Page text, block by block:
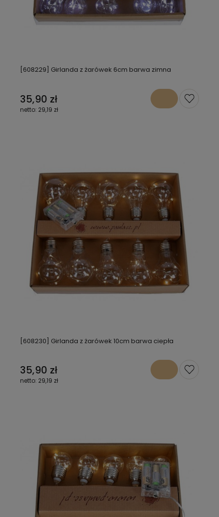
[608229] Girlanda z żarówek 6cm barwa zimna
35,90 zł
29,19 zł
[608230] Girlanda z żarówek 10cm barwa ciepła
35,90 zł
29,19 zł